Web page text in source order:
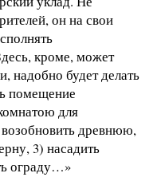
он на свои
кроме, может
надобно будет делать
помещение
для
древнюю,
3) насадить
ограду…»